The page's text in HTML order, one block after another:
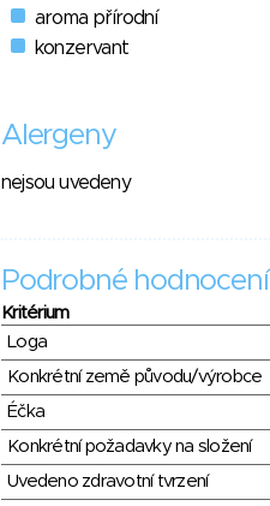
aroma přírodní
konzervant
Alergeny
nejsou uvedeny
Podrobné hodnocení
Kritérium
Loga
Konkrétní země původu/výrobce
Éčka
Konkrétní požadavky na složení
Uvedeno zdravotní tvrzení